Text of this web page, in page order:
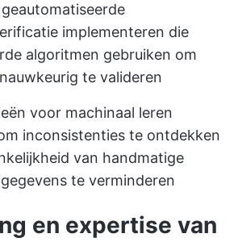
implementeren die
algoritmen gebruiken om
te valideren
voor machinaal leren
inconsistenties te ontdekken
van handmatige
te verminderen
en expertise van